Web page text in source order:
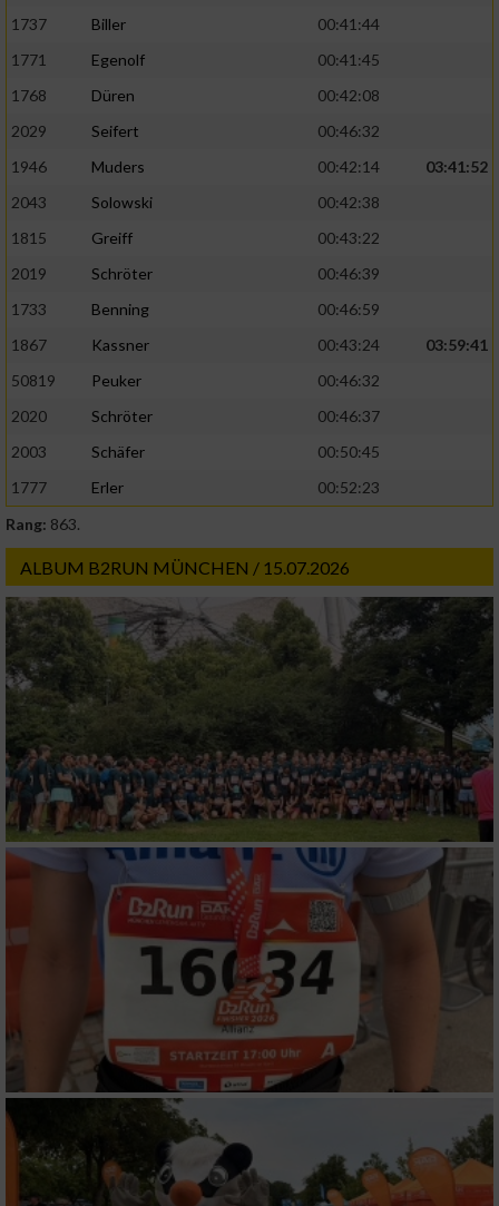
1737
Biller
00:41:44
1771
Egenolf
00:41:45
1768
Düren
00:42:08
2029
Seifert
00:46:32
1946
Muders 00:42:14
03:41:52
2043
Solowski
00:42:38
1815
Greiff
00:43:22
2019
Schröter
00:46:39
1733
Benning
00:46:59
1867
Kassner 00:43:24
03:59:41
50819
Peuker
00:46:32
2020
Schröter
00:46:37
2003
Schäfer
00:50:45
1777
Erler
00:52:23
Rang: 863.
ALBUM B2RUN MÜNCHEN / 15.07.2026